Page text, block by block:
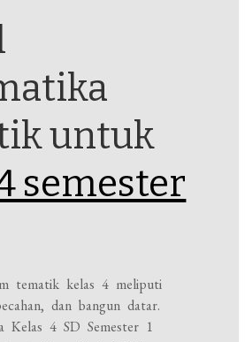
untuk
semester
tematik kelas 4 meliputi
dan bangun datar.
Kelas 4 SD Semester 1